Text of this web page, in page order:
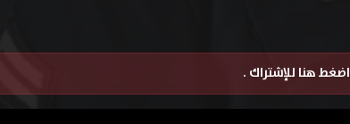
اضغط هنا للإشتراك .